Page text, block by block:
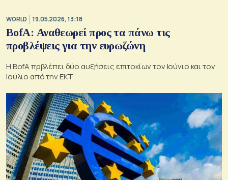
WORLD 19.05.2026, 13:18
BofA: Αναθεωρεί προς τα πάνω τις
προβλέψεις για την ευρωζώνη
Η BofA πρβλέπει δύο αυξήσεις επιτοκίων τον Ιούνιο και τον
Ιούλιο από την ΕΚΤ